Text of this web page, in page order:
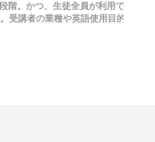
階。かつ、生徒全員が利用できる
受講者の業種や英語使用目的に応